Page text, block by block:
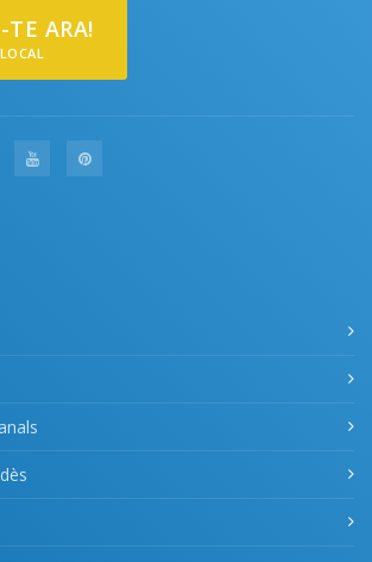
TE ARA!